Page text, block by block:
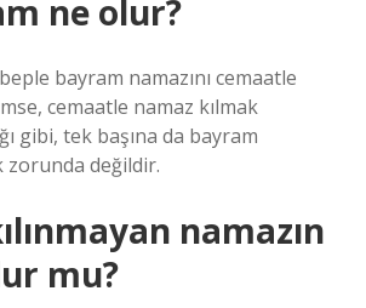
ne olur?
bayram namazını cemaatle
cemaatle namaz kılmak
gibi, tek başına da bayram
zorunda değildir.
namazın
mu?